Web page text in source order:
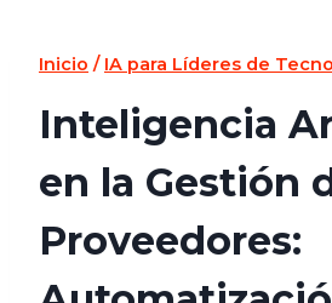
Inicio / IA para Líderes de
Inteligencia
en la Gestión
Proveedores: